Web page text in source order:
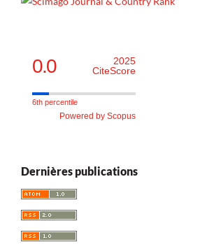
0.0
2025
CiteScore
6th percentile
Powered by Scopus
Dernières publications